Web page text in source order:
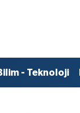
- Teknoloji